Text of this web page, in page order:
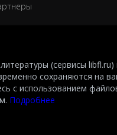
entire content
copyright holders or the LIBRARY.
(сервисы
сохраняются на
с использованием
Подробнее